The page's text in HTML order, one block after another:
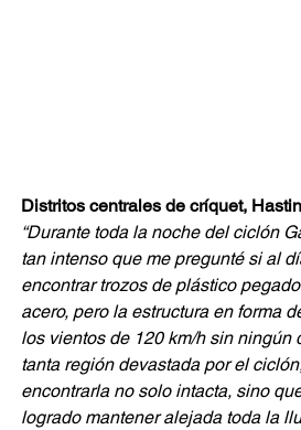
Distritos centrales de críquet,
“Durante toda la noche del ciclón
tan intenso que me pregunté si al
encontrar trozos de plástico
acero, pero la estructura en forma
los vientos de 120 km/h sin ningún
tanta región devastada por el
encontrarla no solo intacta, sino
logrado mantener alejada toda la